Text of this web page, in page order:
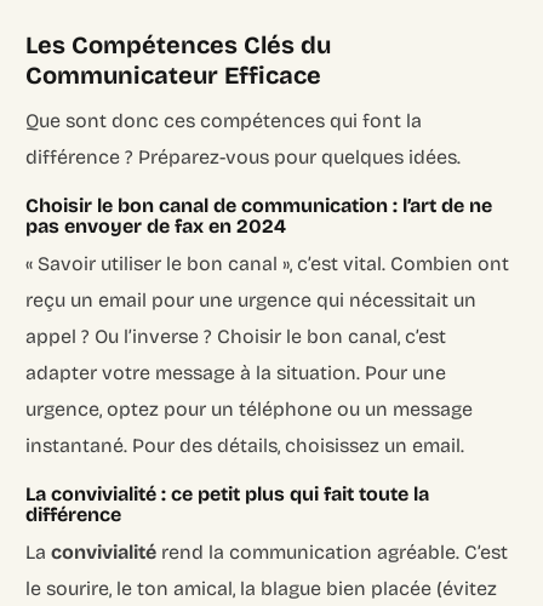
Les Compétences Clés du
Communicateur Efficace
Que sont donc ces compétences qui font la
différence ? Préparez-vous pour quelques idées.
Choisir le bon canal de communication : l’art de ne
pas envoyer de fax en 2024
« Savoir utiliser le bon canal », c’est vital. Combien ont
reçu un email pour une urgence qui nécessitait un
appel ? Ou l’inverse ? Choisir le bon canal, c’est
adapter votre message à la situation. Pour une
urgence, optez pour un téléphone ou un message
instantané. Pour des détails, choisissez un email.
La convivialité : ce petit plus qui fait toute la
différence
Laconvivialité rend la communication agréable. C’est
le sourire, le ton amical, la blague bien placée (évitez